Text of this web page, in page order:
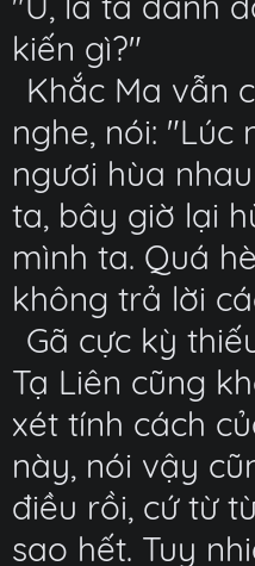
kiến gì?"
Khắc Ma vẫn
nghe, nói: "Lúc
ngươi hùa
ta, bây giờ lại
mình ta. Quá
không trả lời
Gã cực kỳ
Tạ Liên cũng
xét tính cách
này, nói vậy
điều rồi, cứ từ
sao hết. Tuy